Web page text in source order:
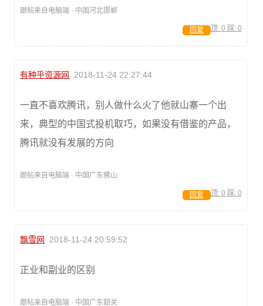
跟帖来自电脑端 · 中国河北邯郸
顶: 0 踩: 0
回复
有种乎资源网 2018-11-24 22:27:44
一直不喜欢腾讯，别人做什么火了他就山寨一个出
来，典型的中国式投机取巧，如果没有借鉴的产品，
腾讯就没有发展的方向
跟帖来自电脑端 · 中国广东佛山
顶: 0 踩: 0
回复
飘雪网 2018-11-24 20:59:52
正业和副业的区别
跟帖来自电脑端 · 中国广东韶关